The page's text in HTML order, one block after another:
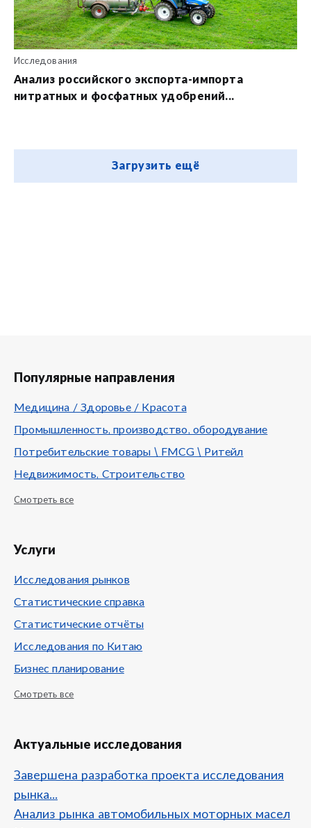
Исследования
Анализ российского экспорта-импорта
нитратных и фосфатных удобрений...
Загрузить ещё
Популярные направления
Медицина / Здоровье / Красота
Промышленность, производство, обородувание
Потребительские товары \ FMCG \ Ритейл
Недвижимость, Строительство
Смотреть все
Услуги
Исследования рынков
Статистические справка
Статистические отчёты
Исследования по Китаю
Бизнес планирование
Смотреть все
Актуальные исследования
Завершена разработка проекта исследования
рынка...
Анализ рынка автомобильных моторных масел